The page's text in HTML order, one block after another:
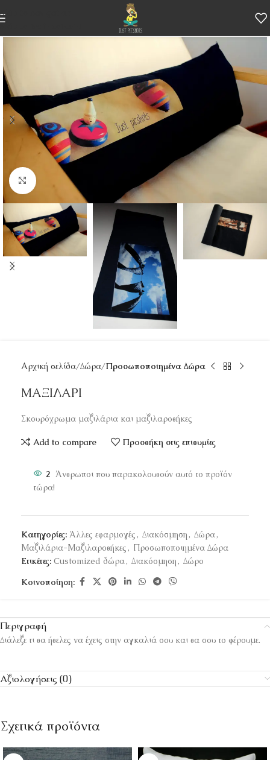
Skip to navigation
Skip to main content
Κάντε κλικ για μεγέθυνση
Αρχική σελίδα Δώρα Προσωποποιημένα Δώρα
ΜΑΞΙΛΑΡΙ
Σκουρόχρωμα μαξιλάρια και μαξιλαροθήκες
Add to compare Προσθήκη στις επιθυμίες
2 Άνθρωποι που παρακολουθούν αυτό το προϊόν
τώρα!
Κατηγορίες: Άλλες εφαρμογές , Διακόσμηση , Δώρα,
Μαξιλάρια-Μαξιλαροθήκες , Προσωποποιημένα Δώρα
Ετικέτες: Customized δώρα, Διακόσμηση , Δώρο
Κοινοποίηση:
Περιγραφή
Διάλεξε τι θα ήθελες να έχεις στην αγκαλιά σου και θα σου το φέρουμε.
Αξιολογήσεις (0)
Σχετικά προϊόντα